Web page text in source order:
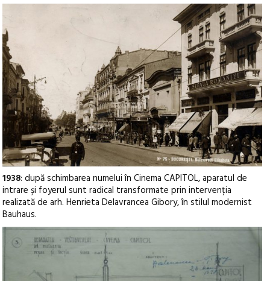
1938: după schimbarea numelui în Cinema CAPITOL, aparatul de
intrare și foyerul sunt radical transformate prin intervenția
realizată de arh. Henrieta Delavrancea Gibory, în stilul modernist
Bauhaus.